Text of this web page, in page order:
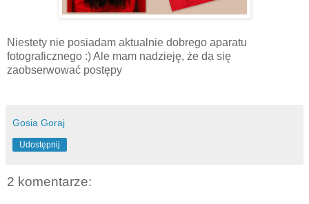
Niestety nie posiadam aktualnie dobrego aparatu
fotograficznego :) Ale mam nadzieję, że da się
zaobserwować postępy
Gosia Goraj
Udostępnij
2 komentarze: